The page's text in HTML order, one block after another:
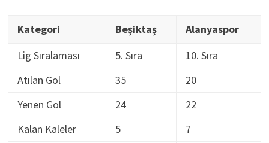
Kategori Beşiktaş
Alanyaspor
Lig Sıralaması
5. Sıra
10. Sıra
Atılan Gol
35
20
Yenen Gol
24
22
Kalan Kaleler
5
7